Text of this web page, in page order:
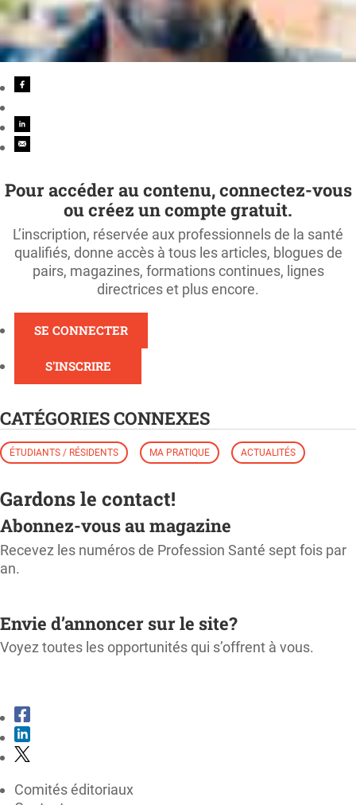
Pour accéder au contenu, connectez-vous
ou créez un compte gratuit.
L’inscription, réservée aux professionnels de la santé
qualifiés, donne accès à tous les articles, blogues de
pairs, magazines, formations continues, lignes
directrices et plus encore.
SE CONNECTER
S'INSCRIRE
CATÉGORIES CONNEXES
ÉTUDIANTS / RÉSIDENTS MA PRATIQUE ACTUALITÉS
Gardons le contact!
Abonnez-vous au magazine
Recevez les numéros de Profession Santé sept fois par
an.
Envie d’annoncer sur le site?
Voyez toutes les opportunités qui s’offrent à vous.
Comités éditoriaux